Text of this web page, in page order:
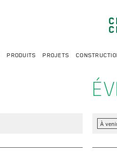
PRODUITS PROJETS
À